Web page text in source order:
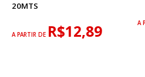
20MTS
A PARTIR DE R$12,89 A